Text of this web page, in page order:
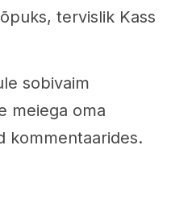
tervislik Kass
sobivaim
meiega oma
kommentaarides.